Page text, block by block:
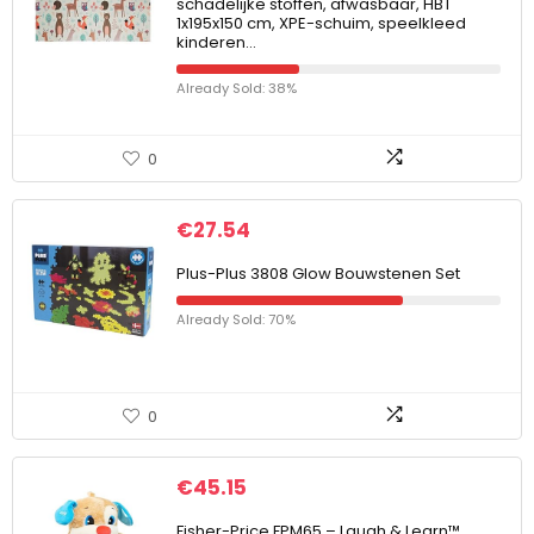
1x195x150 cm, XPE-schuim, speelkleed
kinderen…
Already Sold: 38%
0
€27.54
Plus-Plus 3808 Glow Bouwstenen Set
Already Sold: 70%
0
€45.15